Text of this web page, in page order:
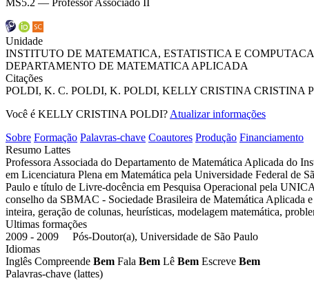
Unidade
INSTITUTO DE MATEMATICA, ESTATISTICA E
DEPARTAMENTO DE MATEMATICA APLICADA
Citações
POLDI, K. C. POLDI, K. POLDI, KELLY CRISTINA CRISTINA
Você é KELLY CRISTINA POLDI? Atualizar informações
Sobre Formação Palavras-chave Coautores Produção Financiamento
Resumo Lattes
Professora Associada do Departamento de Matemática Aplicada do
em Licenciatura Plena em Matemática pela Universidade Federal de
Paulo e título de Livre-docência em Pesquisa Operacional pela
conselho da SBMAC - Sociedade Brasileira de Matemática Aplicada
inteira, geração de colunas, heurísticas, modelagem matemática,
Ultimas formações
2009 - 2009 Pós-Doutor(a), Universidade de São Paulo
Idiomas
Inglês Compreende Bem Fala Bem Lê Bem Escreve Bem
Palavras-chave (lattes)